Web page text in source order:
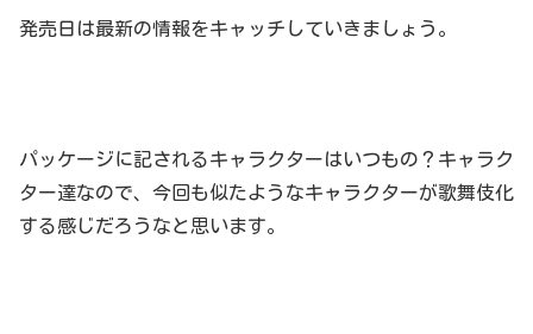
発売日は最新の情報をキャッチしていきましょう。
パッケージに記されるキャラクターはいつもの？キャラク
ター達なので、今回も似たようなキャラクターが歌舞伎化
する感じだろうなと思います。